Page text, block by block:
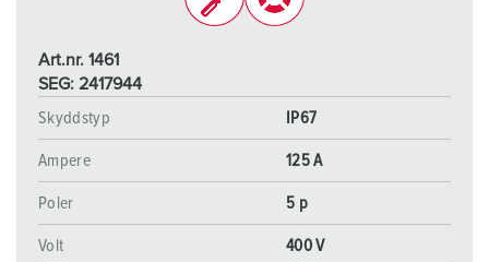
Art.nr. 1461
SEG: 2417944
Skyddstyp
IP67
Ampere 125 A
Poler 5 p
Volt 400 V